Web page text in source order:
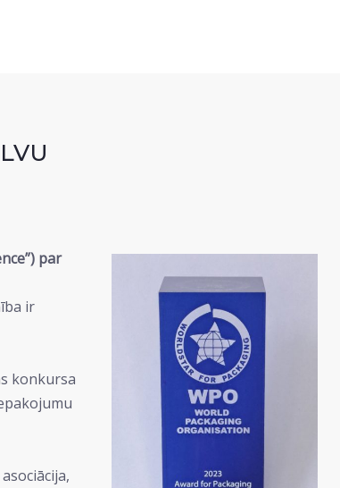
par
ir
konkursa